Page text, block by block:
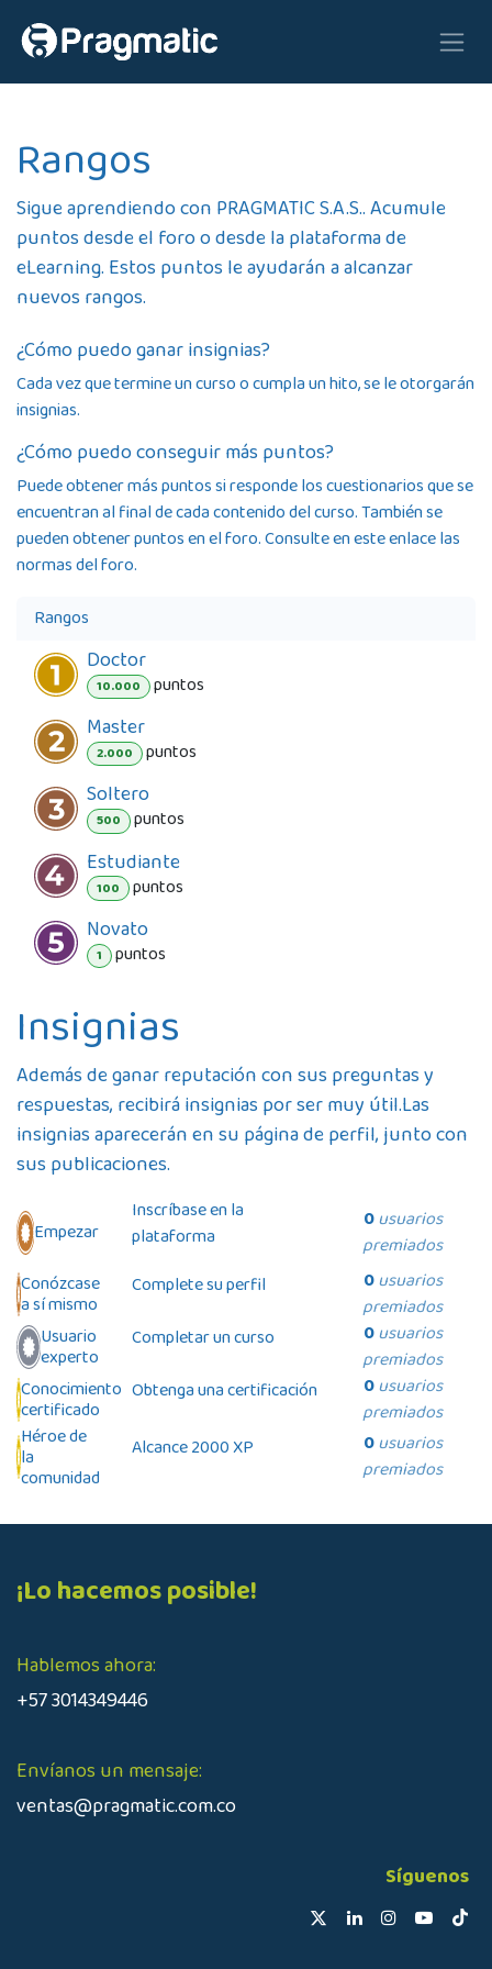
Rangos
Sigue aprendiendo con PRAGMATIC S.A.S.. Acumule
puntos desde el foro o desde la plataforma de
eLearning. Estos puntos le ayudarán a alcanzar
nuevos rangos.
¿Cómo puedo ganar insignias?
Cada vez que termine un curso o cumpla un hito, se le otorgarán
insignias.
¿Cómo puedo conseguir más puntos?
Puede obtener más puntos si responde los cuestionarios que se
encuentran al final de cada contenido del curso. También se
pueden obtener puntos en el foro. Consulte en este enlace las
normas del foro.
Rangos
Doctor
10.000 puntos
Master
2.000 puntos
Soltero
500 puntos
Estudiante
100 puntos
Novato
1 puntos
Insignias
Además de ganar reputación con sus preguntas y
respuestas, recibirá insignias por ser muy útil.Las
insignias aparecerán en su página de perfil, junto con
sus publicaciones.
Empezar
Inscríbase en la
plataforma
0usuarios
premiados
Conózcase
a sí mismo
Complete su perfil 0usuarios
premiados
Usuario
experto
Completar un curso 0usuarios
premiados
Conocimiento
certificado
Obtenga una certificación 0usuarios
premiados
Héroe de
la
comunidad
Alcance 2000 XP 0usuarios
premiados
¡Lo hacemos posible!
Hablemos ahora:
+57 3014349446
Envíanos un mensaje:
ventas@pragmatic.com.co
Síguenos